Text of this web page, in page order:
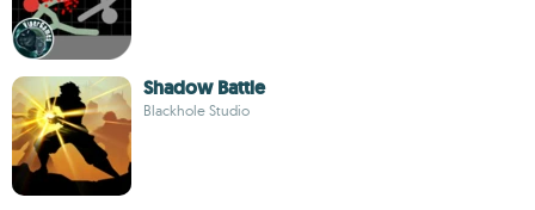
Shadow Battle
Blackhole Studio